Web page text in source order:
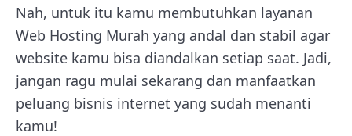
Nah, untuk itu kamu membutuhkan layanan
Web Hosting Murah yang andal dan stabil agar
website kamu bisa diandalkan setiap saat. Jadi,
jangan ragu mulai sekarang dan manfaatkan
peluang bisnis internet yang sudah menanti
kamu!